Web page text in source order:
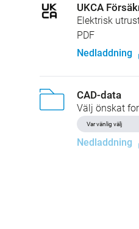
UKCA
Elektrisk
PDF
Nedladdning
CAD-data
Välj önskat
Nedladdning